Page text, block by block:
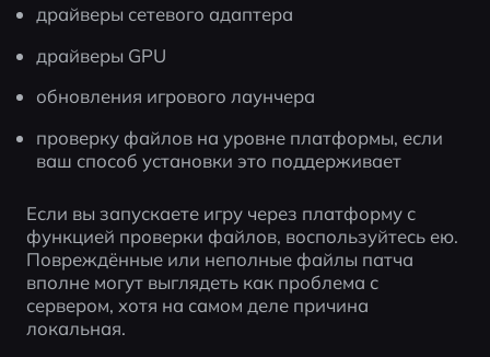
драйверы сетевого адаптера
драйверы GPU
обновления игрового лаунчера
проверку файлов на уровне платформы, если
ваш способ установки это поддерживает
Если вы запускаете игру через платформу с
функцией проверки файлов, воспользуйтесь ею.
Повреждённые или неполные файлы патча
вполне могут выглядеть как проблема с
сервером, хотя на самом деле причина
локальная.